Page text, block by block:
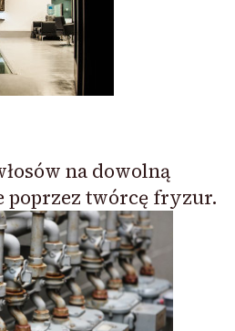
na dowolną
poprzez twórcę fryzur.